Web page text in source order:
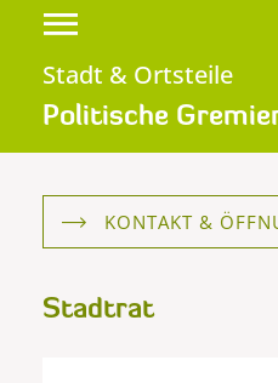
Stadt & Ortsteile
Politische
KONTAKT &
Stadtrat